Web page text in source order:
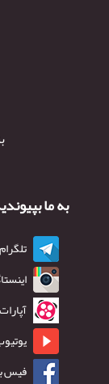
به ما
تلگرام
آپارات
فیس